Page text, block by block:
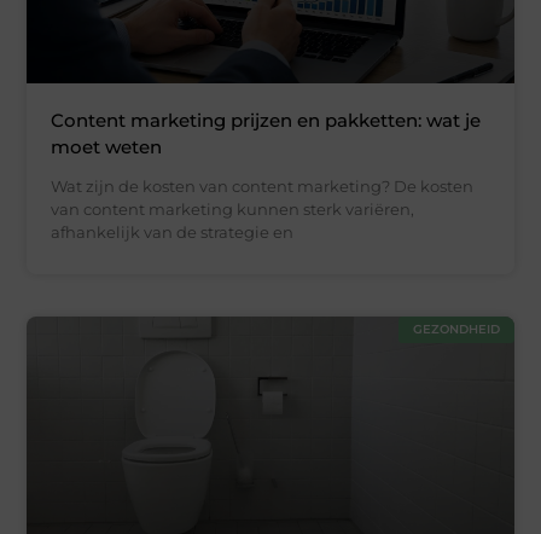
Content marketing prijzen en pakketten: wat je
moet weten
Wat zijn de kosten van content marketing? De kosten
van content marketing kunnen sterk variëren,
afhankelijk van de strategie en
GEZONDHEID